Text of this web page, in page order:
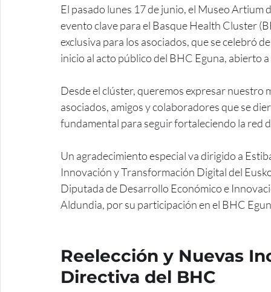
El pasado lunes 17 de junio, el Museo
evento clave para el Basque Health Cluster
exclusiva para los asociados, que se celebró
inicio al acto público del BHC Eguna, abierto
Desde el clúster, queremos expresar nuestro
asociados, amigos y colaboradores que se
fundamental para seguir fortaleciendo la red
Un agradecimiento especial va dirigido a
Innovación y Transformación Digital del
Diputada de Desarrollo Económico e
Aldundia, por su participación en el BHC
Reelección y Nuevas
Directiva del BHC